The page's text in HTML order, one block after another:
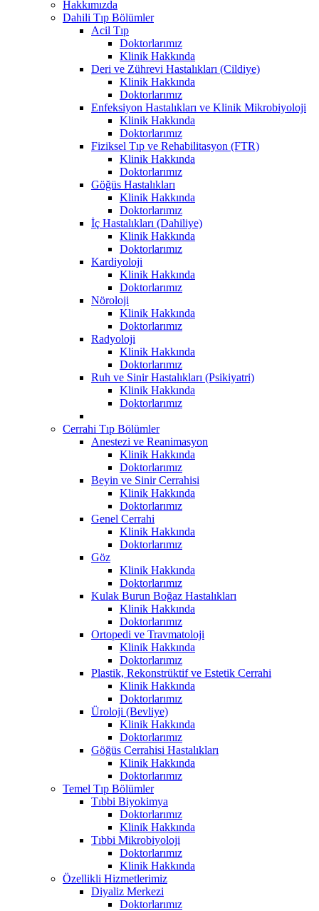
Hakkımızda
Dahili Tıp Bölümler
Acil Tıp
Doktorlarımız
Klinik Hakkında
Deri ve Zührevi Hastalıkları (Cildiye)
Klinik Hakkında
Doktorlarımız
Enfeksiyon Hastalıkları ve Klinik Mikrobiyoloji
Klinik Hakkında
Doktorlarımız
Fiziksel Tıp ve Rehabilitasyon (FTR)
Klinik Hakkında
Doktorlarımız
Göğüs Hastalıkları
Klinik Hakkında
Doktorlarımız
İç Hastalıkları (Dahiliye)
Klinik Hakkında
Doktorlarımız
Kardiyoloji
Klinik Hakkında
Doktorlarımız
Nöroloji
Klinik Hakkında
Doktorlarımız
Radyoloji
Klinik Hakkında
Doktorlarımız
Ruh ve Sinir Hastalıkları (Psikiyatri)
Klinik Hakkında
Doktorlarımız
Cerrahi Tıp Bölümler
Anestezi ve Reanimasyon
Klinik Hakkında
Doktorlarımız
Beyin ve Sinir Cerrahisi
Klinik Hakkında
Doktorlarımız
Genel Cerrahi
Klinik Hakkında
Doktorlarımız
Göz
Klinik Hakkında
Doktorlarımız
Kulak Burun Boğaz Hastalıkları
Klinik Hakkında
Doktorlarımız
Ortopedi ve Travmatoloji
Klinik Hakkında
Doktorlarımız
Plastik, Rekonstrüktif ve Estetik Cerrahi
Klinik Hakkında
Doktorlarımız
Üroloji (Bevliye)
Klinik Hakkında
Doktorlarımız
Göğüs Cerrahisi Hastalıkları
Klinik Hakkında
Doktorlarımız
Temel Tıp Bölümler
Tıbbi Biyokimya
Doktorlarımız
Klinik Hakkında
Tıbbi Mikrobiyoloji
Doktorlarımız
Klinik Hakkında
Özellikli Hizmetlerimiz
Diyaliz Merkezi
Doktorlarımız